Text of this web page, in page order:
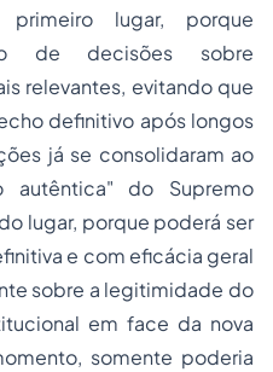
primeiro lugar, porque
de decisões sobre
relevantes, evitando que
definitivo após longos
já se consolidaram ao
autêntica" do Supremo
lugar, porque poderá ser
e com eficácia geral
sobre a legitimidade do
em face da nova
somente poderia